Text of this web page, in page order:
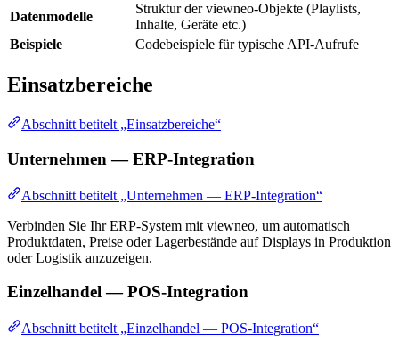
Datenmodelle
Struktur der viewneo-Objekte (Playlists,
Inhalte, Geräte etc.)
Beispiele
Codebeispiele für typische API-Aufrufe
Einsatzbereiche
Abschnitt betitelt „Einsatzbereiche“
Unternehmen — ERP-Integration
Abschnitt betitelt „Unternehmen — ERP-Integration“
Verbinden Sie Ihr ERP-System mit viewneo, um automatisch
Produktdaten, Preise oder Lagerbestände auf Displays in Produktion
oder Logistik anzuzeigen.
Einzelhandel — POS-Integration
Abschnitt betitelt „Einzelhandel — POS-Integration“